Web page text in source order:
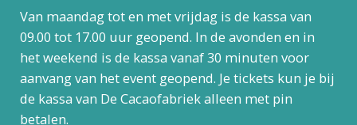
Van maandag tot en met vrijdag is de kassa van
09.00 tot 17.00 uur geopend. In de avonden en in
het weekend is de kassa vanaf 30 minuten voor
aanvang van het event geopend. Je tickets kun je bij
de kassa van De Cacaofabriek alleen met pin
betalen.